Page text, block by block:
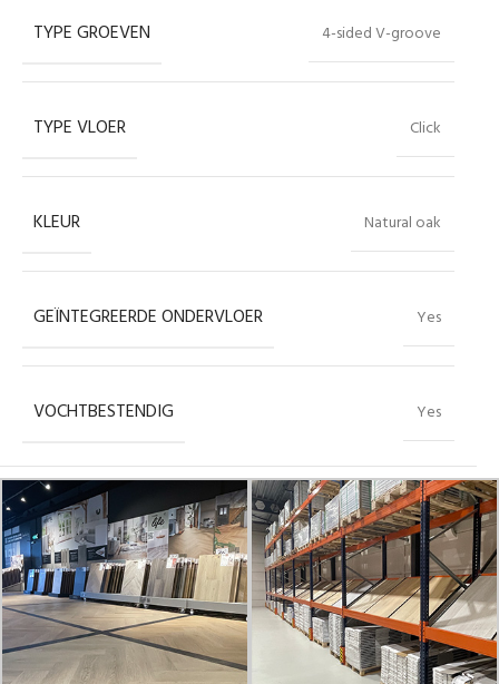
TYPE GROEVEN 4-sided V-groove
TYPE VLOER Click
KLEUR Natural oak
GEÏNTEGREERDE ONDERVLOER Yes
VOCHTBESTENDIG Yes